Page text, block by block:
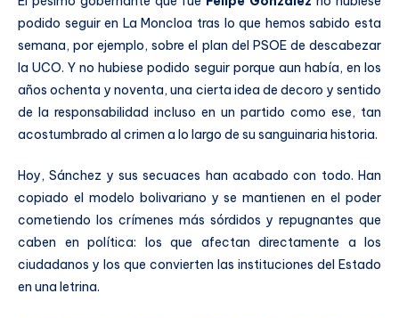
podido seguir en La Moncloa tras lo que hemos sabido esta
semana, por ejemplo, sobre el plan del PSOE de descabezar
la UCO. Y no hubiese podido seguir porque aun había, en los
años ochenta y noventa, una cierta idea de decoro y sentido
de la responsabilidad incluso en un partido como ese, tan
acostumbrado al crimen a lo largo de su sanguinaria historia.
Hoy, Sánchez y sus secuaces han acabado con todo. Han
copiado el modelo bolivariano y se mantienen en el poder
cometiendo los crímenes más sórdidos y repugnantes que
caben en política: los que afectan directamente a los
ciudadanos y los que convierten las instituciones del Estado
en una letrina.